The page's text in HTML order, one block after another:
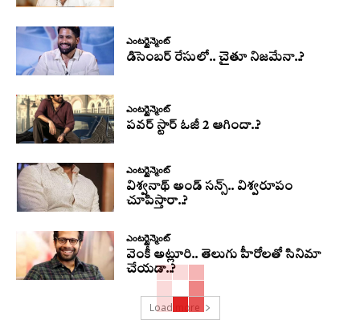
ఎంటర్టైన్మెంట్
డిసెంబర్ రేసులో.. చైతూ నిజమేనా..?
ఎంటర్టైన్మెంట్
పవర్ స్టార్ ఓజీ 2 ఆగిందా..?
ఎంటర్టైన్మెంట్
విశ్వనాథ్ అండ్ సన్స్.. విశ్వరూపం
చూపిస్తారా..?
ఎంటర్టైన్మెంట్
వెంకీ అట్లూరి.. తెలుగు హీరోలతో సినిమా
చేయడా..?
Load more